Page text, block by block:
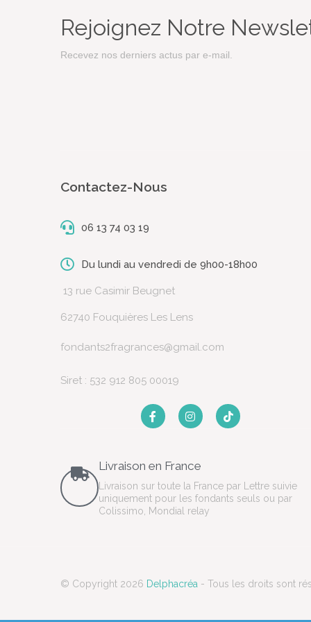
Rejoignez Notre
Recevez nos derniers actus par e-mail.
Contactez-Nous
06 13 74 03 19
Du lundi au vendredi de 9h00-18h00
13 rue Casimir Beugnet
62740 Fouquières Les Lens
fondants2fragrances@gmail.com
Siret : 532 912 805 00019
Livraison en France
Livraison sur toute la France par Lettre suivie
uniquement pour les fondants seuls ou par
Colissimo, Mondial relay
© Copyright 2026 Delphacréa - Tous les droits sont